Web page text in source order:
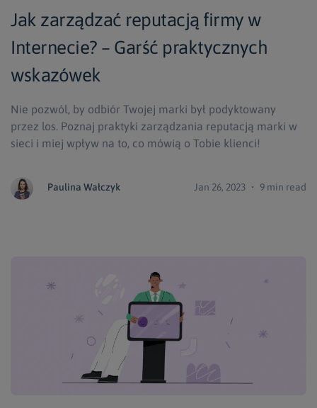
Jak zarządzać reputacją firmy w
Internecie? – Garść praktycznych
wskazówek
Nie pozwól, by odbiór Twojej marki był podyktowany
przez los. Poznaj praktyki zarządzania reputacją marki w
sieci i miej wpływ na to, co mówią o Tobie klienci!
Paulina Wałczyk Jan 26, 2023 ・ 9 min read